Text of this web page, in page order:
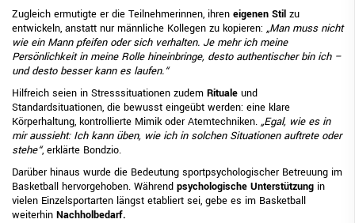
Zugleich ermutigte er die Teilnehmerinnen, ihren eigenen Stil zu
entwickeln, anstatt nur männliche Kollegen zu kopieren: „Man muss nicht
wie ein Mann pfeifen oder sich verhalten. Je mehr ich meine
Persönlichkeit in meine Rolle hineinbringe, desto authentischer bin ich –
und desto besser kann es laufen.“
Hilfreich seien in Stresssituationen zudem Rituale und
Standardsituationen, die bewusst eingeübt werden: eine klare
Körperhaltung, kontrollierte Mimik oder Atemtechniken. „Egal, wie es in
mir aussieht: Ich kann üben, wie ich in solchen Situationen auftrete oder
stehe“, erklärte Bondzio.
Darüber hinaus wurde die Bedeutung sportpsychologischer Betreuung im
Basketball hervorgehoben. Während psychologische Unterstützung in
vielen Einzelsportarten längst etabliert sei, gebe es im Basketball
weiterhin Nachholbedarf.